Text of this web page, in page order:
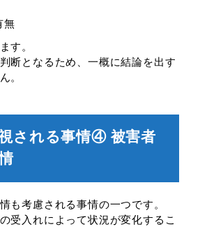
無
す。
断となるため、一概に結論を出す
。
される事情④ 被害者
も考慮される事情の一つです。
受入れによって状況が変化するこ